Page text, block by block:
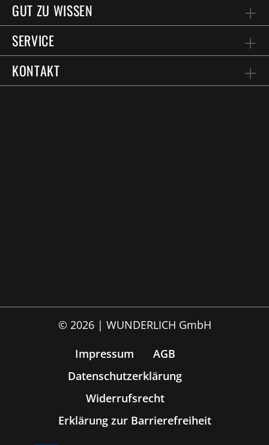
GUT ZU WISSEN
SERVICE
KONTAKT
© 2026 | WUNDERLICH GmbH
Impressum
AGB
Datenschutzerklärung
Widerrufsrecht
Erklärung zur Barrierefreiheit